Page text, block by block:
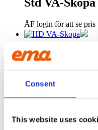
Consent
This website uses
Std VA-
ÅF login för att se pris
HD VA-Skopa